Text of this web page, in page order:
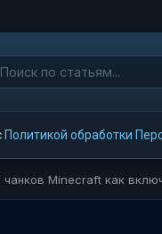
Политикой обработки
чанков Minecraft как